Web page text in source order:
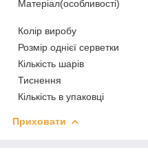
Матеріал(особливості)
Колір виробу
Розмір однієї серветки
Кількість шарів
Тиснення
Кількість в упаковці
Приховати